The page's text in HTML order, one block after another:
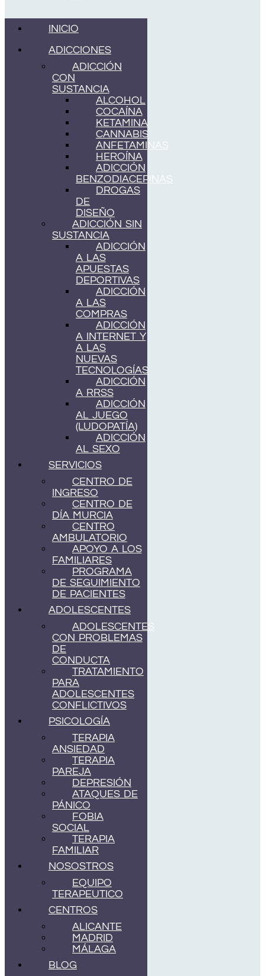
INICIO
ADICCIONES
ADICCIÓN
CON
SUSTANCIA
ALCOHOL
COCAÍNA
KETAMINA
CANNABIS
ANFETAMINAS
HEROÍNA
ADICCIÓN
BENZODIACEPINAS
DROGAS
DE
DISEÑO
ADICCIÓN SIN
SUSTANCIA
ADICCIÓN
A LAS
APUESTAS
DEPORTIVAS
ADICCIÓN
A LAS
COMPRAS
ADICCIÓN
A INTERNET Y
A LAS
NUEVAS
TECNOLOGÍAS
ADICCIÓN
A RRSS
ADICCIÓN
AL JUEGO
(LUDOPATÍA)
ADICCIÓN
AL SEXO
SERVICIOS
CENTRO DE
INGRESO
CENTRO DE
DÍA MURCIA
CENTRO
AMBULATORIO
APOYO A LOS
FAMILIARES
PROGRAMA
DE SEGUIMIENTO
DE PACIENTES
ADOLESCENTES
ADOLESCENTES
CON PROBLEMAS
DE
CONDUCTA
TRATAMIENTO
PARA
ADOLESCENTES
CONFLICTIVOS
PSICOLOGÍA
TERAPIA
ANSIEDAD
TERAPIA
PAREJA
DEPRESIÓN
ATAQUES DE
PÁNICO
FOBIA
SOCIAL
TERAPIA
FAMILIAR
NOSOSTROS
EQUIPO
TERAPEUTICO
CENTROS
ALICANTE
MADRID
MÁLAGA
BLOG